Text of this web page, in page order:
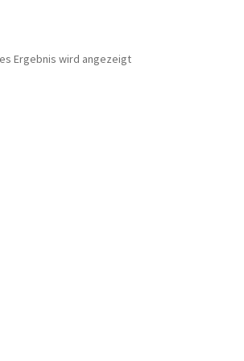
Ergebnis wird angezeigt